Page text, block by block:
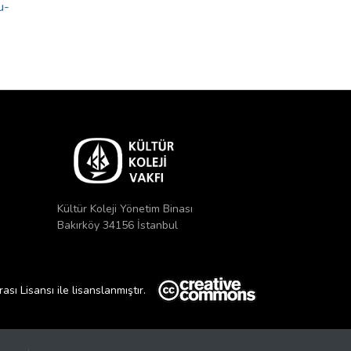
Kültür Koleji Yönetim Binası
Bakırköy 34156 İstanbul
Lisansı ile lisanslanmıştır.